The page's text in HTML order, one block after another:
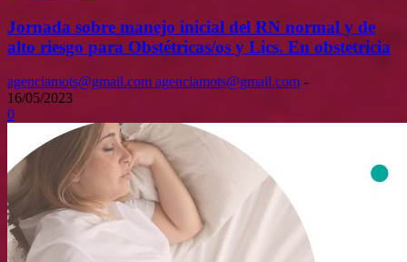
Jornada sobre manejo inicial del RN normal y de
alto riesgo para Obstétricas/os y Lics. En obstetricia
agenciamots@gmail.com agenciamots@gmail.com -
16/05/2023
0